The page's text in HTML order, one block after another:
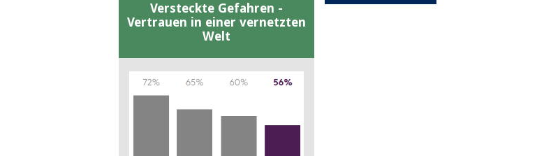
Versteckte Gefahren -
Vertrauen in einer vernetzten
Welt